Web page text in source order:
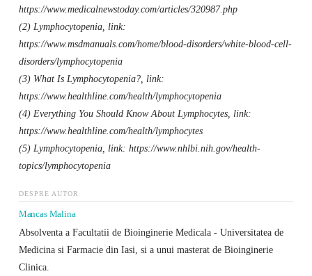
https://www.medicalnewstoday.com/articles/320987.php
(2) Lymphocytopenia, link:
https://www.msdmanuals.com/home/blood-disorders/white-blood-cell-
disorders/lymphocytopenia
(3) What Is Lymphocytopenia?, link:
https://www.healthline.com/health/lymphocytopenia
(4) Everything You Should Know About Lymphocytes, link:
https://www.healthline.com/health/lymphocytes
(5) Lymphocytopenia, link: https://www.nhlbi.nih.gov/health-
topics/lymphocytopenia
DESPRE AUTOR
Mancas Malina
Absolventa a Facultatii de Bioinginerie Medicala - Universitatea de
Medicina si Farmacie din Iasi, si a unui masterat de Bioinginerie
Clinica.